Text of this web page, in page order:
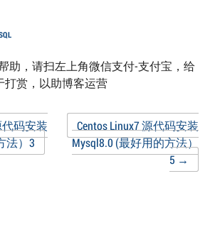
助，请扫左上角微信支付-支付宝，给
打赏，以助博客运营
代码安装
法）3
Centos Linux7 源代码安装
Mysql8.0 (最好用的方法）
5→